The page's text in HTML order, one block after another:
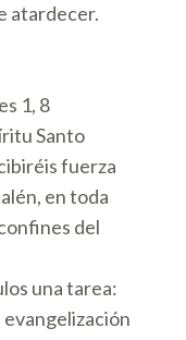
atardecer.
1, 8
Santo
fuerza
en toda
del
una tarea:
evangelización